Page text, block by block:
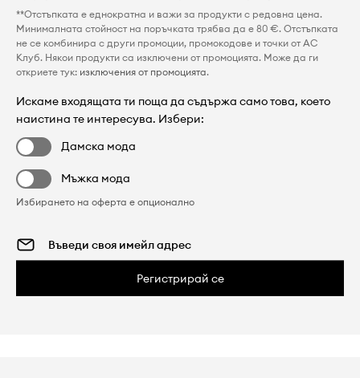
**Отстъпката е еднократна и важи за продукти с редовна цена.
Минималната стойност на поръчката трябва да е 80 €. Отстъпката
не се комбинира с други промоции, промокодове и точки от AC
Клуб. Някои продукти са изключени от промоцията. Може да ги
откриете тук: изключения от промоцията.
Искаме входящата ти поща да съдържа само това, което
наистина те интересува. Избери:
Дамска мода
Мъжка мода
Избирането на оферта е опционално
Регистрирай се